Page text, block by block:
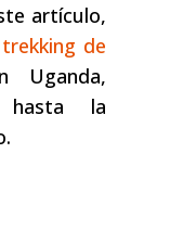
artículo,
trekking de
Uganda,
hasta la